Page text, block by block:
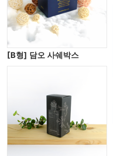
[B형] 담오 사쉐박스